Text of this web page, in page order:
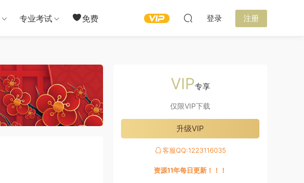
专业考试 免费 登录 注册
VIP专享
仅限VIP下载
升级VIP
客服QQ:1223116035
资源11年每日更新！！！